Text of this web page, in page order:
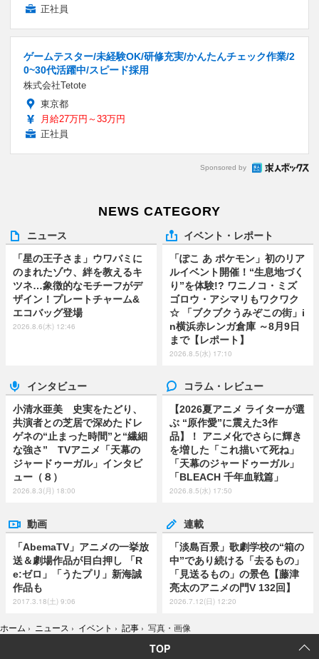
正社員
ゲームテスター/未経験OK/研修充実/かんたんチェック作業/2
0~30代活躍中/スピード採用
株式会社Tetote
東京都
月給27万円～33万円
正社員
Sponsored by
NEWS CATEGORY
ニュース
「星の王子さま」ウワバミに
のまれたゾウ、絆を教えるキ
ツネ…象徴的なモチーフがデ
ザイン！プレートチャーム&
エコバッグ登場
2026.8.6(木) 12:46
イベント・レポート
「ぽこ あ ポケモン」初のリア
ルイベント開催！“生息地づく
り”を体験!? ワニノコ・ミズ
ゴロウ・アシマリもワクワク
☆ 「ブクブクうみぞこの街」i
n横浜赤レンガ倉庫 ～8月9日
まで【レポート】
2026.8.5(水) 17:10
インタビュー
小清水亜美 史実をたどり、
共演者との芝居で深めたドレ
ゲネの“止まった時間”と“繊細
な強さ” TVアニメ「天幕の
ジャードゥーガル」インタビ
ュー（８）
2026.8.3(月) 18:00
コラム・レビュー
【2026夏アニメ ライターが選
ぶ “原作愛”に震えた3作
品】！ アニメ化でさらに輝き
を増した「これ描いて死ね」
「天幕のジャードゥーガル」
「BLEACH 千年血戦篇」
2026.8.5(水) 17:50
動画
「AbemaTV」アニメの一挙放
送＆劇場作品が目白押し 「R
e:ゼロ」「うたプリ」新海誠
作品も
2017.3.18(土) 9:06
連載
「淡島百景」歌劇学校の“箱の
中”であり続ける「去るもの」
「見送るもの」の景色【藤津
亮太のアニメの門V 132回】
2026.7.12(日) 12:20
ホーム › ニュース › イベント › 記事 › 写真・画像
TOP